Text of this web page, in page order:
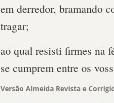
em derredor, bramando
tragar;
ao qual resisti firmes na
se cumprem entre os
Versão Almeida Revista e